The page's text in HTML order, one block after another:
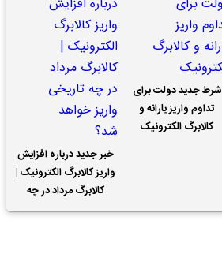
شرط جدید دولت برای
تداوم واریز یارانه و
کالابرگ الکترونیک
خبر جدید درباره افزایش
واریز کالابرگ الکترونیک |
کالابرگ مرداد در چه
تاریخی واریز خواهد شد؟